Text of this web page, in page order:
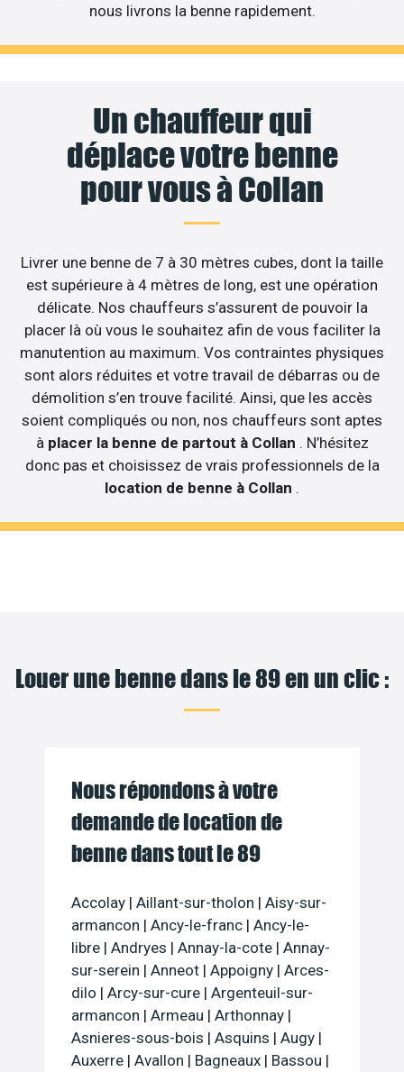
nous livrons la benne rapidement.
Un chauffeur qui
déplace votre benne
pour vous à Collan
Livrer une benne de 7 à 30 mètres cubes, dont la taille
est supérieure à 4 mètres de long, est une opération
délicate. Nos chauffeurs s’assurent de pouvoir la
placer là où vous le souhaitez afin de vous faciliter la
manutention au maximum. Vos contraintes physiques
sont alors réduites et votre travail de débarras ou de
démolition s’en trouve facilité. Ainsi, que les accès
soient compliqués ou non, nos chauffeurs sont aptes
à placer la benne de partout à Collan . N’hésitez
donc pas et choisissez de vrais professionnels de la
location de benne à Collan .
Louer une benne dans le 89 en un clic :
Nous répondons à votre
demande de location de
benne dans tout le 89
Accolay | Aillant-sur-tholon | Aisy-sur-
armancon | Ancy-le-franc | Ancy-le-
libre | Andryes | Annay-la-cote | Annay-
sur-serein | Anneot | Appoigny | Arces-
dilo | Arcy-sur-cure | Argenteuil-sur-
armancon | Armeau | Arthonnay |
Asnieres-sous-bois | Asquins | Augy |
Auxerre | Avallon | Bagneaux | Bassou |